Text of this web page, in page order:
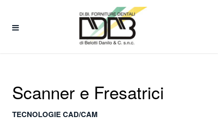
Scanner e Fresatrici
TECNOLOGIE CAD/CAM